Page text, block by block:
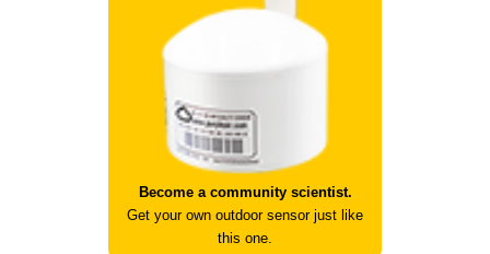
Become a community scientist.
Get your own outdoor sensor just like
this one.